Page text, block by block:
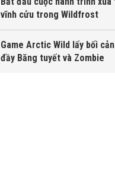
vĩnh cửu trong Wildfrost
Game Arctic Wild lấy bối
đầy Băng tuyết và Zombie